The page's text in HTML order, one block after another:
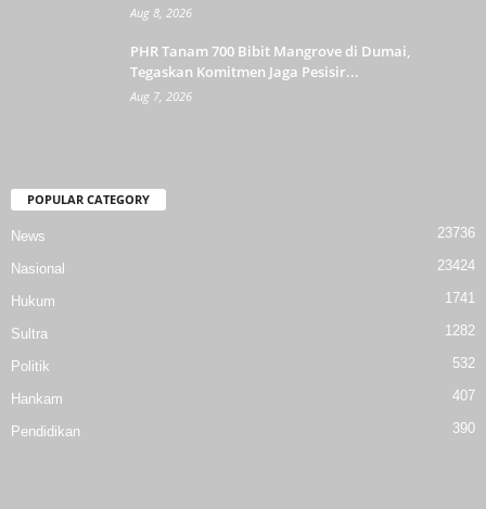
Aug 8, 2026
PHR Tanam 700 Bibit Mangrove di Dumai,
Tegaskan Komitmen Jaga Pesisir...
Aug 7, 2026
POPULAR CATEGORY
News 23736
Nasional 23424
Hukum 1741
Sultra 1282
Politik 532
Hankam 407
Pendidikan 390